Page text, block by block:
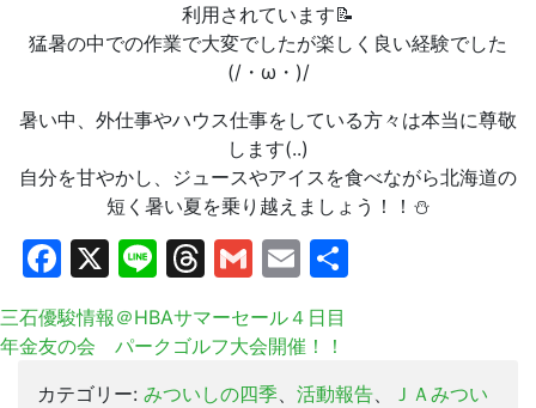
利用されています📝
猛暑の中での作業で大変でしたが楽しく良い経験でした
(/・ω・)/
暑い中、外仕事やハウス仕事をしている方々は本当に尊敬
します(..)
自分を甘やかし、ジュースやアイスを食べながら北海道の
短く暑い夏を乗り越えましょう！！⛄
Facebook
X LineThreads
Gmail
Email
三石優駿情報＠HBAサマーセール４日目
年金友の会 パークゴルフ大会開催！！
カテゴリー: みついしの四季 活動報告
ＪＡみつい